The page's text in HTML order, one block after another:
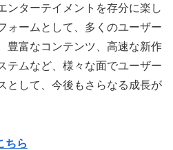
ンターテイメントを存分に楽し
ォームとして、多くのユーザー
豊富なコンテンツ、高速な新作
テムなど、様々な面でユーザー
として、今後もさらなる成長が
ちら